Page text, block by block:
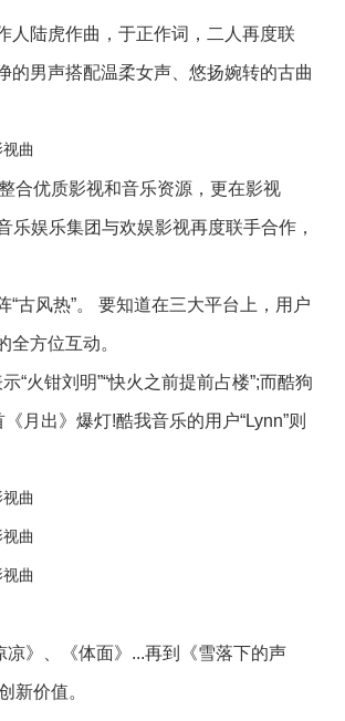
陆虎作曲，于正作词，二人再度联
的男声搭配温柔女声、悠扬婉转的古曲
合优质影视和音乐资源，更在影视
娱乐集团与欢娱影视再度联手合作，
风热”。 要知道在三大平台上，用户
方位互动。
钳刘明”“快火之前提前占楼”;而酷狗
月出》爆灯!酷我音乐的用户“Lynn”则
》、《体面》...再到《雪落下的声
新价值。